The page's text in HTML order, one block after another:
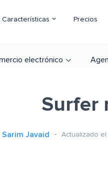
Características Precios
electrónico
Surfer
Sarim Javaid Actualizado